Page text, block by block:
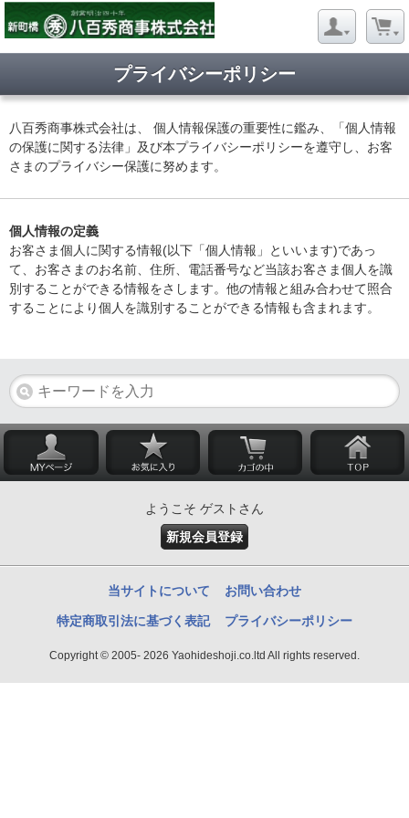
プライバシーポリシー
八百秀商事株式会社は、 個人情報保護の重要性に鑑み、「個人情報
の保護に関する法律」及び本プライバシーポリシーを遵守し、お客
さまのプライバシー保護に努めます。
個人情報の定義
お客さま個人に関する情報(以下「個人情報」といいます)であっ
て、お客さまのお名前、住所、電話番号など当該お客さま個人を識
別することができる情報をさします。他の情報と組み合わせて照合
することにより個人を識別することができる情報も含まれます。
ようこそ ゲストさん
新規会員登録
当サイトについて お問い合わせ
特定商取引法に基づく表記 プライバシーポリシー
Copyright © 2005- 2026 Yaohideshoji.co.ltd All rights reserved.